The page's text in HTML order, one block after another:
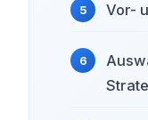
Vor-